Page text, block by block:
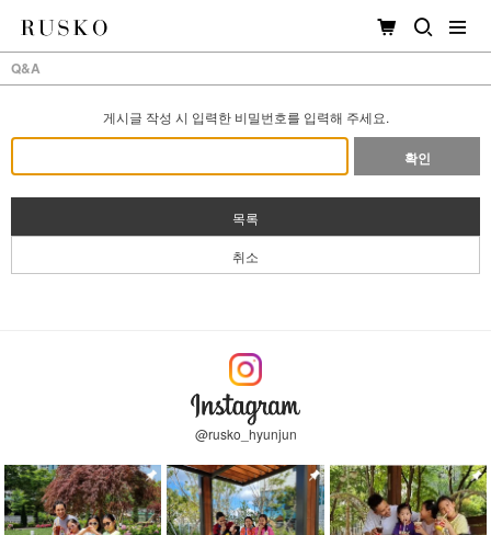
Q&A
게시글 작성 시 입력한 비밀번호를 입력해 주세요.
확인
목록
취소
@rusko_hyunjun